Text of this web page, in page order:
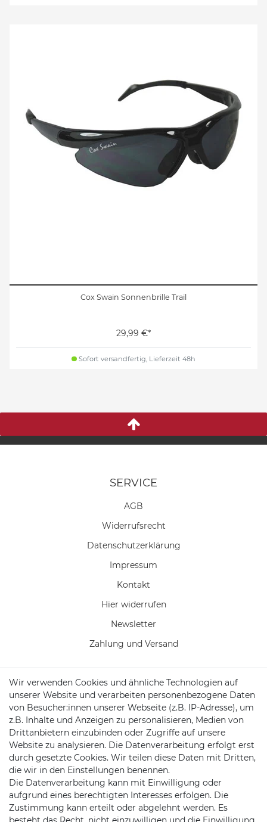
Cox Swain Sonnenbrille Trail
29,99 €*
Sofort versandfertig, Lieferzeit 48h
SERVICE
AGB
Widerrufs­recht
Daten­schutz­erklärung
Impressum
Kontakt
Hier widerrufen
Newsletter
Zahlung und Versand
KONTAKT
Telefon:04102 7789720
Mail: kundenservice@motionandsports.de
Jochim-Klindt-Str. 5
22926 Ahrensburg
Wir verwenden Cookies und ähnliche Technologien auf
unserer Website und verarbeiten personenbezogene Daten
von Besucher:innen unserer Webseite (z.B. IP-Adresse), um
z.B. Inhalte und Anzeigen zu personalisieren, Medien von
Drittanbietern einzubinden oder Zugriffe auf unsere
Website zu analysieren. Die Datenverarbeitung erfolgt erst
durch gesetzte Cookies. Wir teilen diese Daten mit Dritten,
die wir in den Einstellungen benennen.
Die Datenverarbeitung kann mit Einwilligung oder
aufgrund eines berechtigten Interesses erfolgen. Die
Zustimmung kann erteilt oder abgelehnt werden. Es